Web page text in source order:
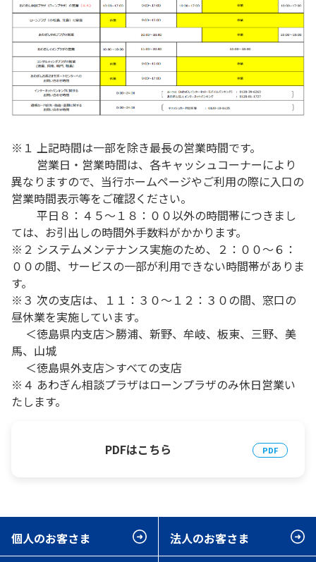
※１ 上記時間は一部を除き最長の営業時間です。
営業日・営業時間は、各キャッシュコーナーにより
異なりますので、当行ホームページやご利用の際に入口の
営業時間表示等をご確認ください。
平日８：４５～１８：００以外の時間帯につきまし
ては、お引出しの時間外手数料がかかります。
※２ システムメンテナンス実施のため、２：００～６：
００の間、サービスの一部が利用できない時間帯がありま
す。
※３ 次の支店は、１１：３０～１２：３０の間、窓口の
昼休業を実施しています。
＜徳島県内支店＞勝浦、新野、牟岐、板東、三野、美
馬、山城
＜徳島県外支店＞すべての支店
※４ あわぎん相談プラザはローンプラザのみ休日営業い
たします。
PDFはこちら
個人のお客さま 法人のお客さま